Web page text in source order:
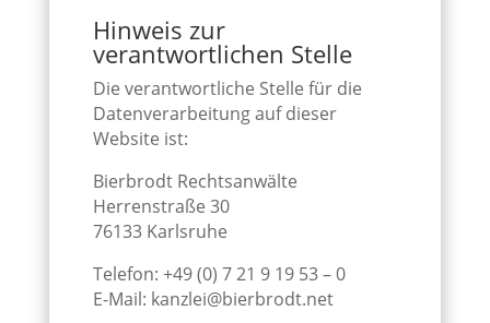
Hinweis zur
verantwortlichen Stelle
Die verantwortliche Stelle für die
Datenverarbeitung auf dieser
Website ist:
Bierbrodt Rechtsanwälte
Herrenstraße 30
76133 Karlsruhe
Telefon: +49 (0) 7 21 9 19 53 – 0
E-Mail: kanzlei@bierbrodt.net